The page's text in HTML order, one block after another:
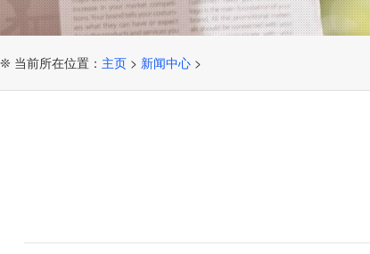
❊ 当前所在位置： 主页 > 新闻中心 >